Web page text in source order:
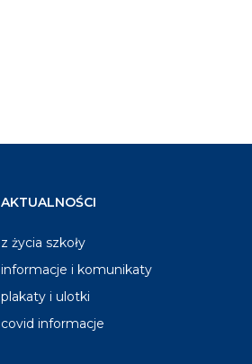
AKTUALNOŚCI
z życia szkoły
informacje i komunikaty
plakaty i ulotki
covid informacje